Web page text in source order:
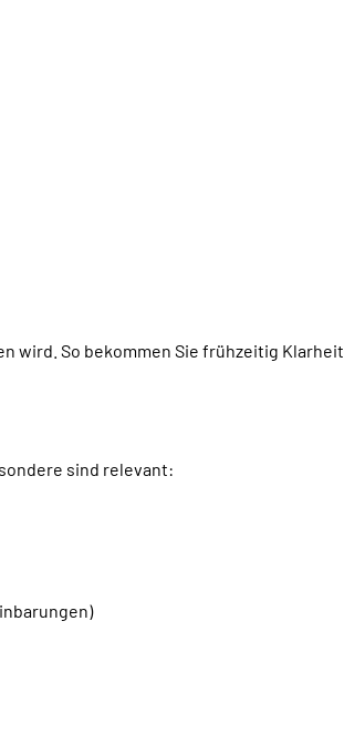
wird. So bekommen Sie frühzeitig Klarheit.
sind relevant: